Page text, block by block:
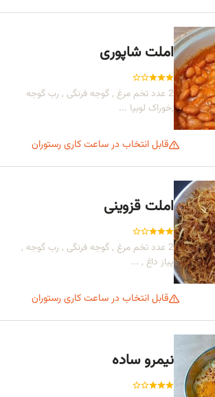
املت شاپوری
2 عدد تخم مرغ , گوجه فرنگی , رب گوجه
,خوراک لوبیا ...
قابل انتخاب در ساعت کاری رستوران
املت قزوینی
2 عدد تخم مرغ , گوجه فرنگی , رب گوجه ,
پیاز داغ , ...
قابل انتخاب در ساعت کاری رستوران
نیمرو ساده